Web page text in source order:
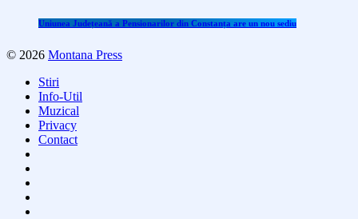
Uniunea Județeană a Pensionarilor din Constanța are un nou sediu
© 2026 Montana Press
Stiri
Info-Util
Muzical
Privacy
Contact